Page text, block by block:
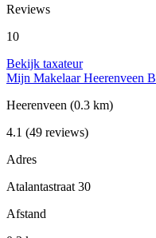
Reviews
10
Bekijk taxateur
Mijn Makelaar Heerenveen
Heerenveen (0.3 km)
4.1 (49 reviews)
Adres
Atalantastraat 30
Afstand